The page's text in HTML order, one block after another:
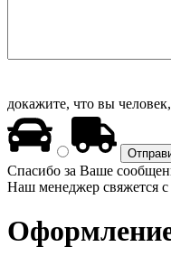
докажите, что вы
Спасибо за Ваше
Наш менеджер свяжется